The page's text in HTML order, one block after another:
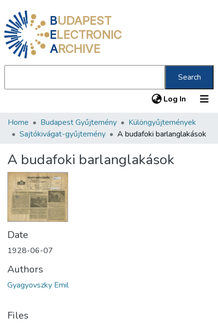
BUDAPEST
ELECTRONIC
ARCHIVE
Search
Log In (current)
Communities & Collections
Statistics
About us
Home Budapest Gyűjtemény
Különgyűjtemények
Sajtókivágat-gyűjtemény
A budafoki barlanglakások
A budafoki barlanglakások
Date
1928-06-07
Authors
Gyagyovszky Emil
Files